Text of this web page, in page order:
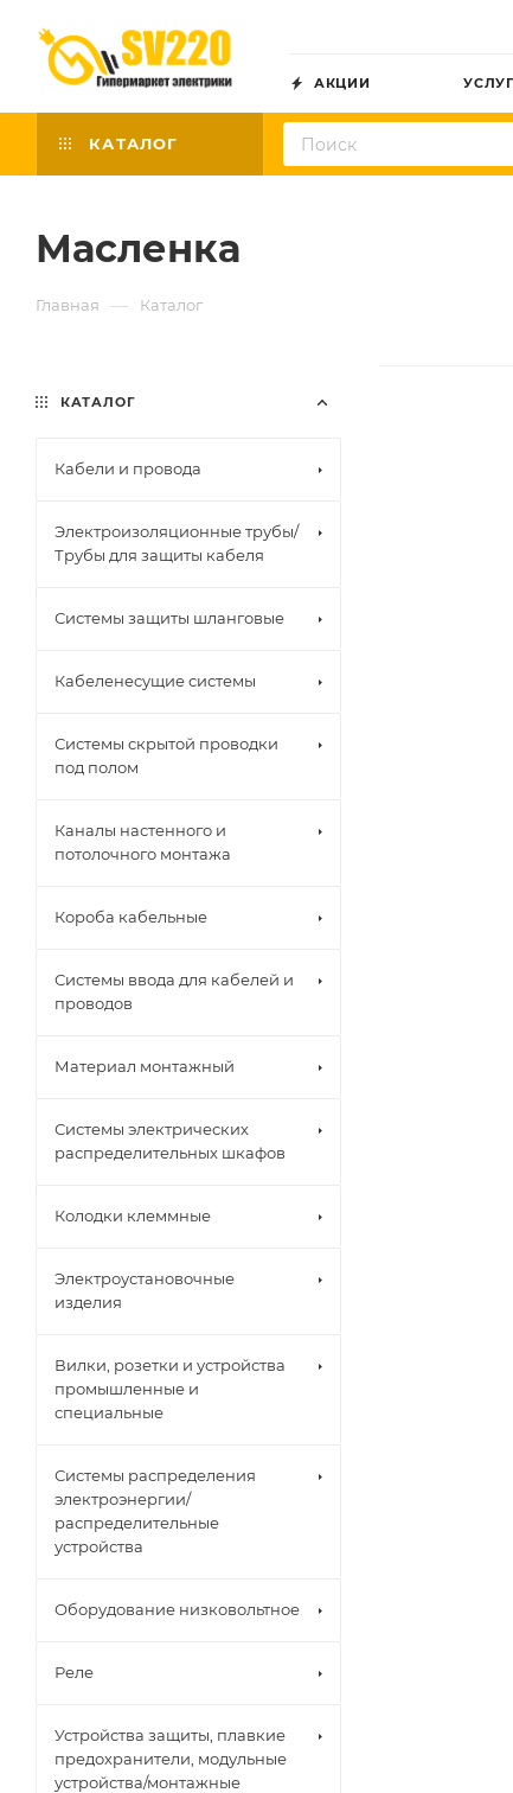
АКЦИИ
КАТАЛОГ
Масленка
Главная — Каталог
КАТАЛОГ
Кабели и провода
Электроизоляционные трубы/
Трубы для защиты кабеля
Системы защиты шланговые
Кабеленесущие системы
Системы скрытой проводки
под полом
Каналы настенного и
потолочного монтажа
Короба кабельные
Системы ввода для кабелей и
проводов
Материал монтажный
Системы электрических
распределительных шкафов
Колодки клеммные
Электроустановочные
изделия
Вилки, розетки и устройства
промышленные и
специальные
Системы распределения
электроэнергии/
распределительные
устройства
Оборудование низковольтное
Реле
Устройства защиты, плавкие
предохранители, модульные
устройства/монтажные